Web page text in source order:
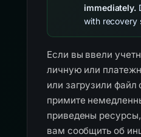
immediately.
with recovery
Если вы ввели
личную или
или загрузили файл
примите
приведены
вам сообщить об